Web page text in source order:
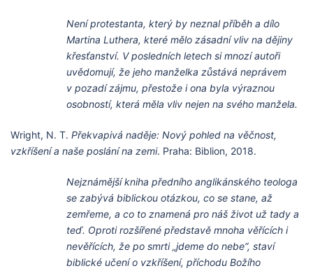
Není protestanta, který by neznal příběh a dílo
Martina Luthera, které mělo zásadní vliv na dějiny
křesťanství. V posledních letech si mnozí autoři
uvědomují, že jeho manželka zůstává neprávem
v pozadí zájmu, přestože i ona byla výraznou
osobností, která měla vliv nejen na svého manžela.
Wright, N. T. Překvapivá naděje: Nový pohled na věčnost,
vzkříšení a naše poslání na zemi. Praha: Biblion, 2018.
Nejznámější kniha předního anglikánského teologa
se zabývá biblickou otázkou, co se stane, až
zemřeme, a co to znamená pro náš život už tady a
teď. Oproti rozšířené představě mnoha věřících i
nevěřících, že po smrti „jdeme do nebe“, staví
biblické učení o vzkříšení, příchodu Božího